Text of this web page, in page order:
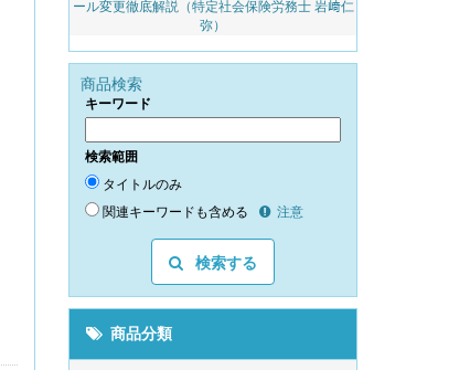
ール変更徹底解説（特定社会保険労務士 岩﨑仁
弥）
商品検索
キーワード
検索範囲
タイトルのみ
関連キーワードも含める
注意
検索する
商品分類